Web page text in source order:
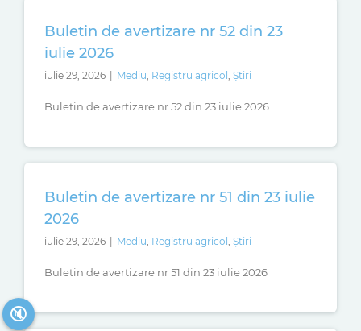
Buletin de avertizare nr 52 din 23
iulie 2026
iulie 29, 2026 | Mediu Registru agricol Știri
Buletin de avertizare nr 52 din 23 iulie 2026
Buletin de avertizare nr 51 din 23 iulie
2026
iulie 29, 2026 | Mediu Registru agricol Știri
Buletin de avertizare nr 51 din 23 iulie 2026
🔇